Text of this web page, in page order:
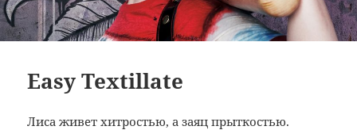
Easy Textillate